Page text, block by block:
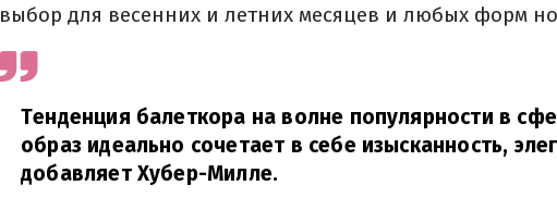
выбор для весенних и летних месяцев и любых форм
Тенденция балеткора на волне популярности в
образ идеально сочетает в себе изысканность,
добавляет Хубер-Милле.